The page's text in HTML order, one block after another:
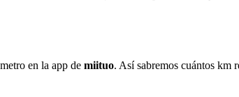
en la app de miituo. Así sabremos cuántos km